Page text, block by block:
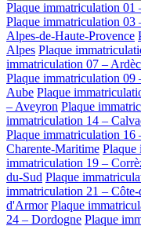
Plaque immatriculation 01
Plaque immatriculation 03
Alpes-de-Haute-Provence
Alpes Plaque
immatriculation 07 –
Plaque immatriculation 09
Aube Plaque
– Aveyron Plaque
immatriculation 14 –
Plaque immatriculation 16
Charente-Maritime Plaque
immatriculation 19 –
du-Sud Plaque
immatriculation 21 –
d'Armor Plaque
24 – Dordogne Plaque